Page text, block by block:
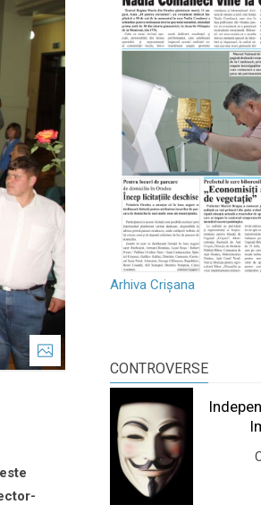
Arhiva Crișana
CONTROVERSE